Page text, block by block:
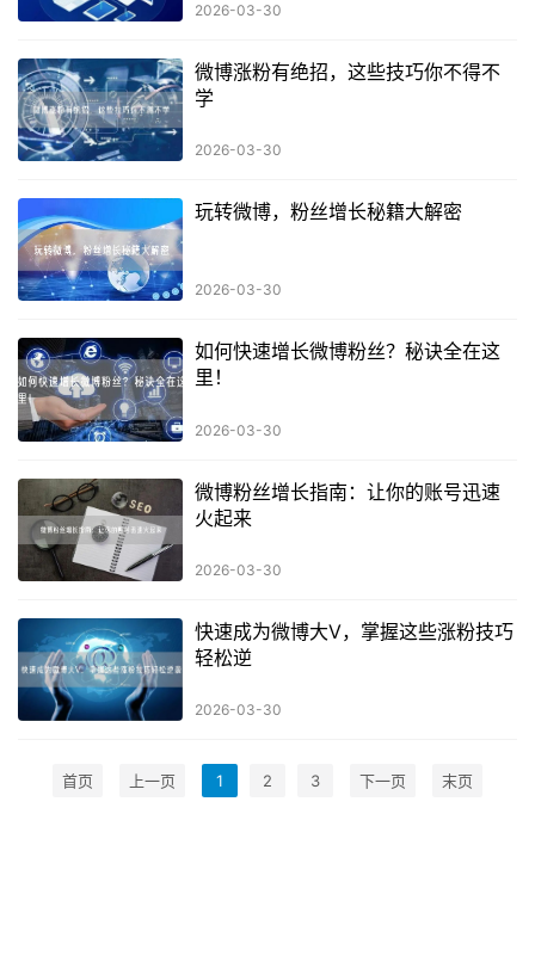
2026-03-30
微博涨粉有绝招，这些技巧你不得不
学
2026-03-30
玩转微博，粉丝增长秘籍大解密
2026-03-30
如何快速增长微博粉丝？秘诀全在这
里！
2026-03-30
微博粉丝增长指南：让你的账号迅速
火起来
2026-03-30
快速成为微博大V，掌握这些涨粉技巧
轻松逆
2026-03-30
首页 上一页 1 2 3 下一页 末页